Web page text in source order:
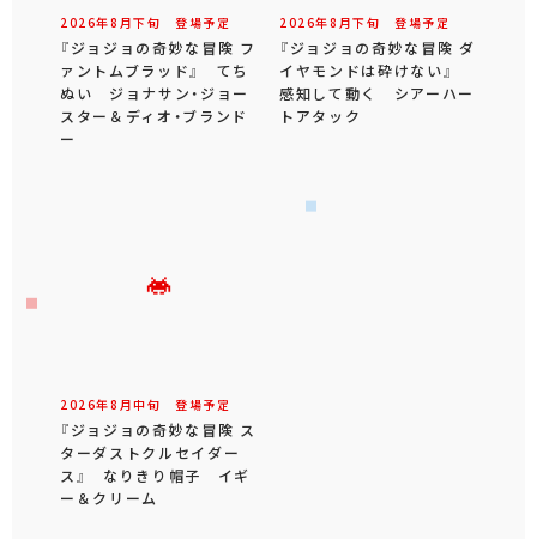
2026年8 月下旬 登場予定
『ジョジョの奇妙な冒険 フ
ァントムブラッド』 てち
ぬい ジョナサン・ジョー
スター＆ディオ・ブランド
ー
2026年8 月下旬 登場予定
『ジョジョの奇妙な冒険 ダ
イヤモンドは砕けない』
感知して動く シアーハー
トアタック
2026年8 月中旬 登場予定
『ジョジョの奇妙な冒険 ス
ターダストクルセイダー
ス』 なりきり帽子 イギ
ー＆クリーム